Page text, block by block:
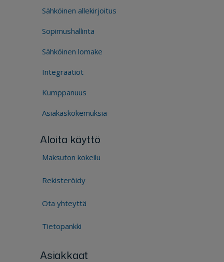
Sähköinen allekirjoitus
Sopimushallinta
Sähköinen lomake
Integraatiot
Kumppanuus
Asiakaskokemuksia
Aloita käyttö
Maksuton kokeilu
Rekisteröidy
Ota yhteyttä
Tietopankki
Asiakkaat